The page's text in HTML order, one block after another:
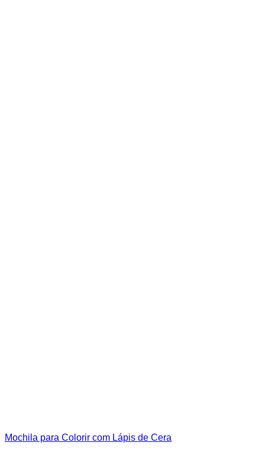
Mochila para Colorir com Lápis de Cera